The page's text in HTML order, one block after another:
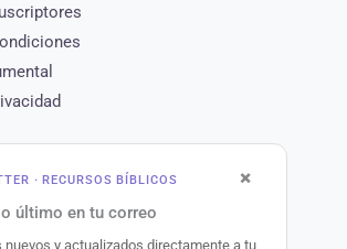
×
· RECURSOS BÍBLICOS
último en tu correo
nuevos y actualizados directamente a tu